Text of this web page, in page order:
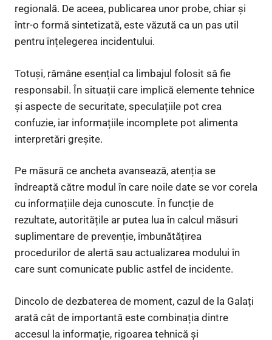
regională. De aceea, publicarea unor probe, chiar și
într-o formă sintetizată, este văzută ca un pas util
pentru înțelegerea incidentului.
Totuși, rămâne esențial ca limbajul folosit să fie
responsabil. În situații care implică elemente tehnice
și aspecte de securitate, speculațiile pot crea
confuzie, iar informațiile incomplete pot alimenta
interpretări greșite.
Pe măsură ce ancheta avansează, atenția se
îndreaptă către modul în care noile date se vor corela
cu informațiile deja cunoscute. În funcție de
rezultate, autoritățile ar putea lua în calcul măsuri
suplimentare de prevenție, îmbunătățirea
procedurilor de alertă sau actualizarea modului în
care sunt comunicate public astfel de incidente.
Dincolo de dezbaterea de moment, cazul de la Galați
arată cât de importantă este combinația dintre
accesul la informație, rigoarea tehnică și